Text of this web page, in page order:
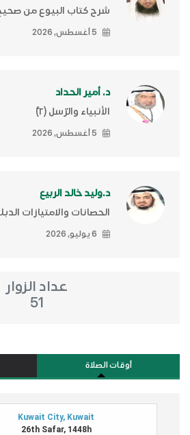
شرح كتاب البيوع من
5 أغسطس, 2026
د. أمير الحداد
الأنبياء والرّسل (٢)ّ
5 أغسطس, 2026
د.وليد خالد الربيع
الحصانات والامتيازات
6 يوليو, 2026
عداد الزوار
51
أوقات الصلاة